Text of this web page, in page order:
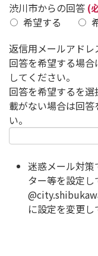
渋川市からの回答 (
希望する
返信用メールアドレ
回答を希望する場
してください。
回答を希望するを
載がない場合は回
い。
迷惑メール対
ター等を設定し
に設定を変更し